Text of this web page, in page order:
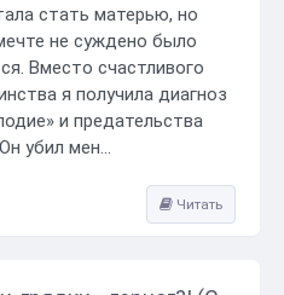
стать матерью, но
не суждено было
Вместо счастливого
я получила диагноз
и предательства
убил мен...
Читать